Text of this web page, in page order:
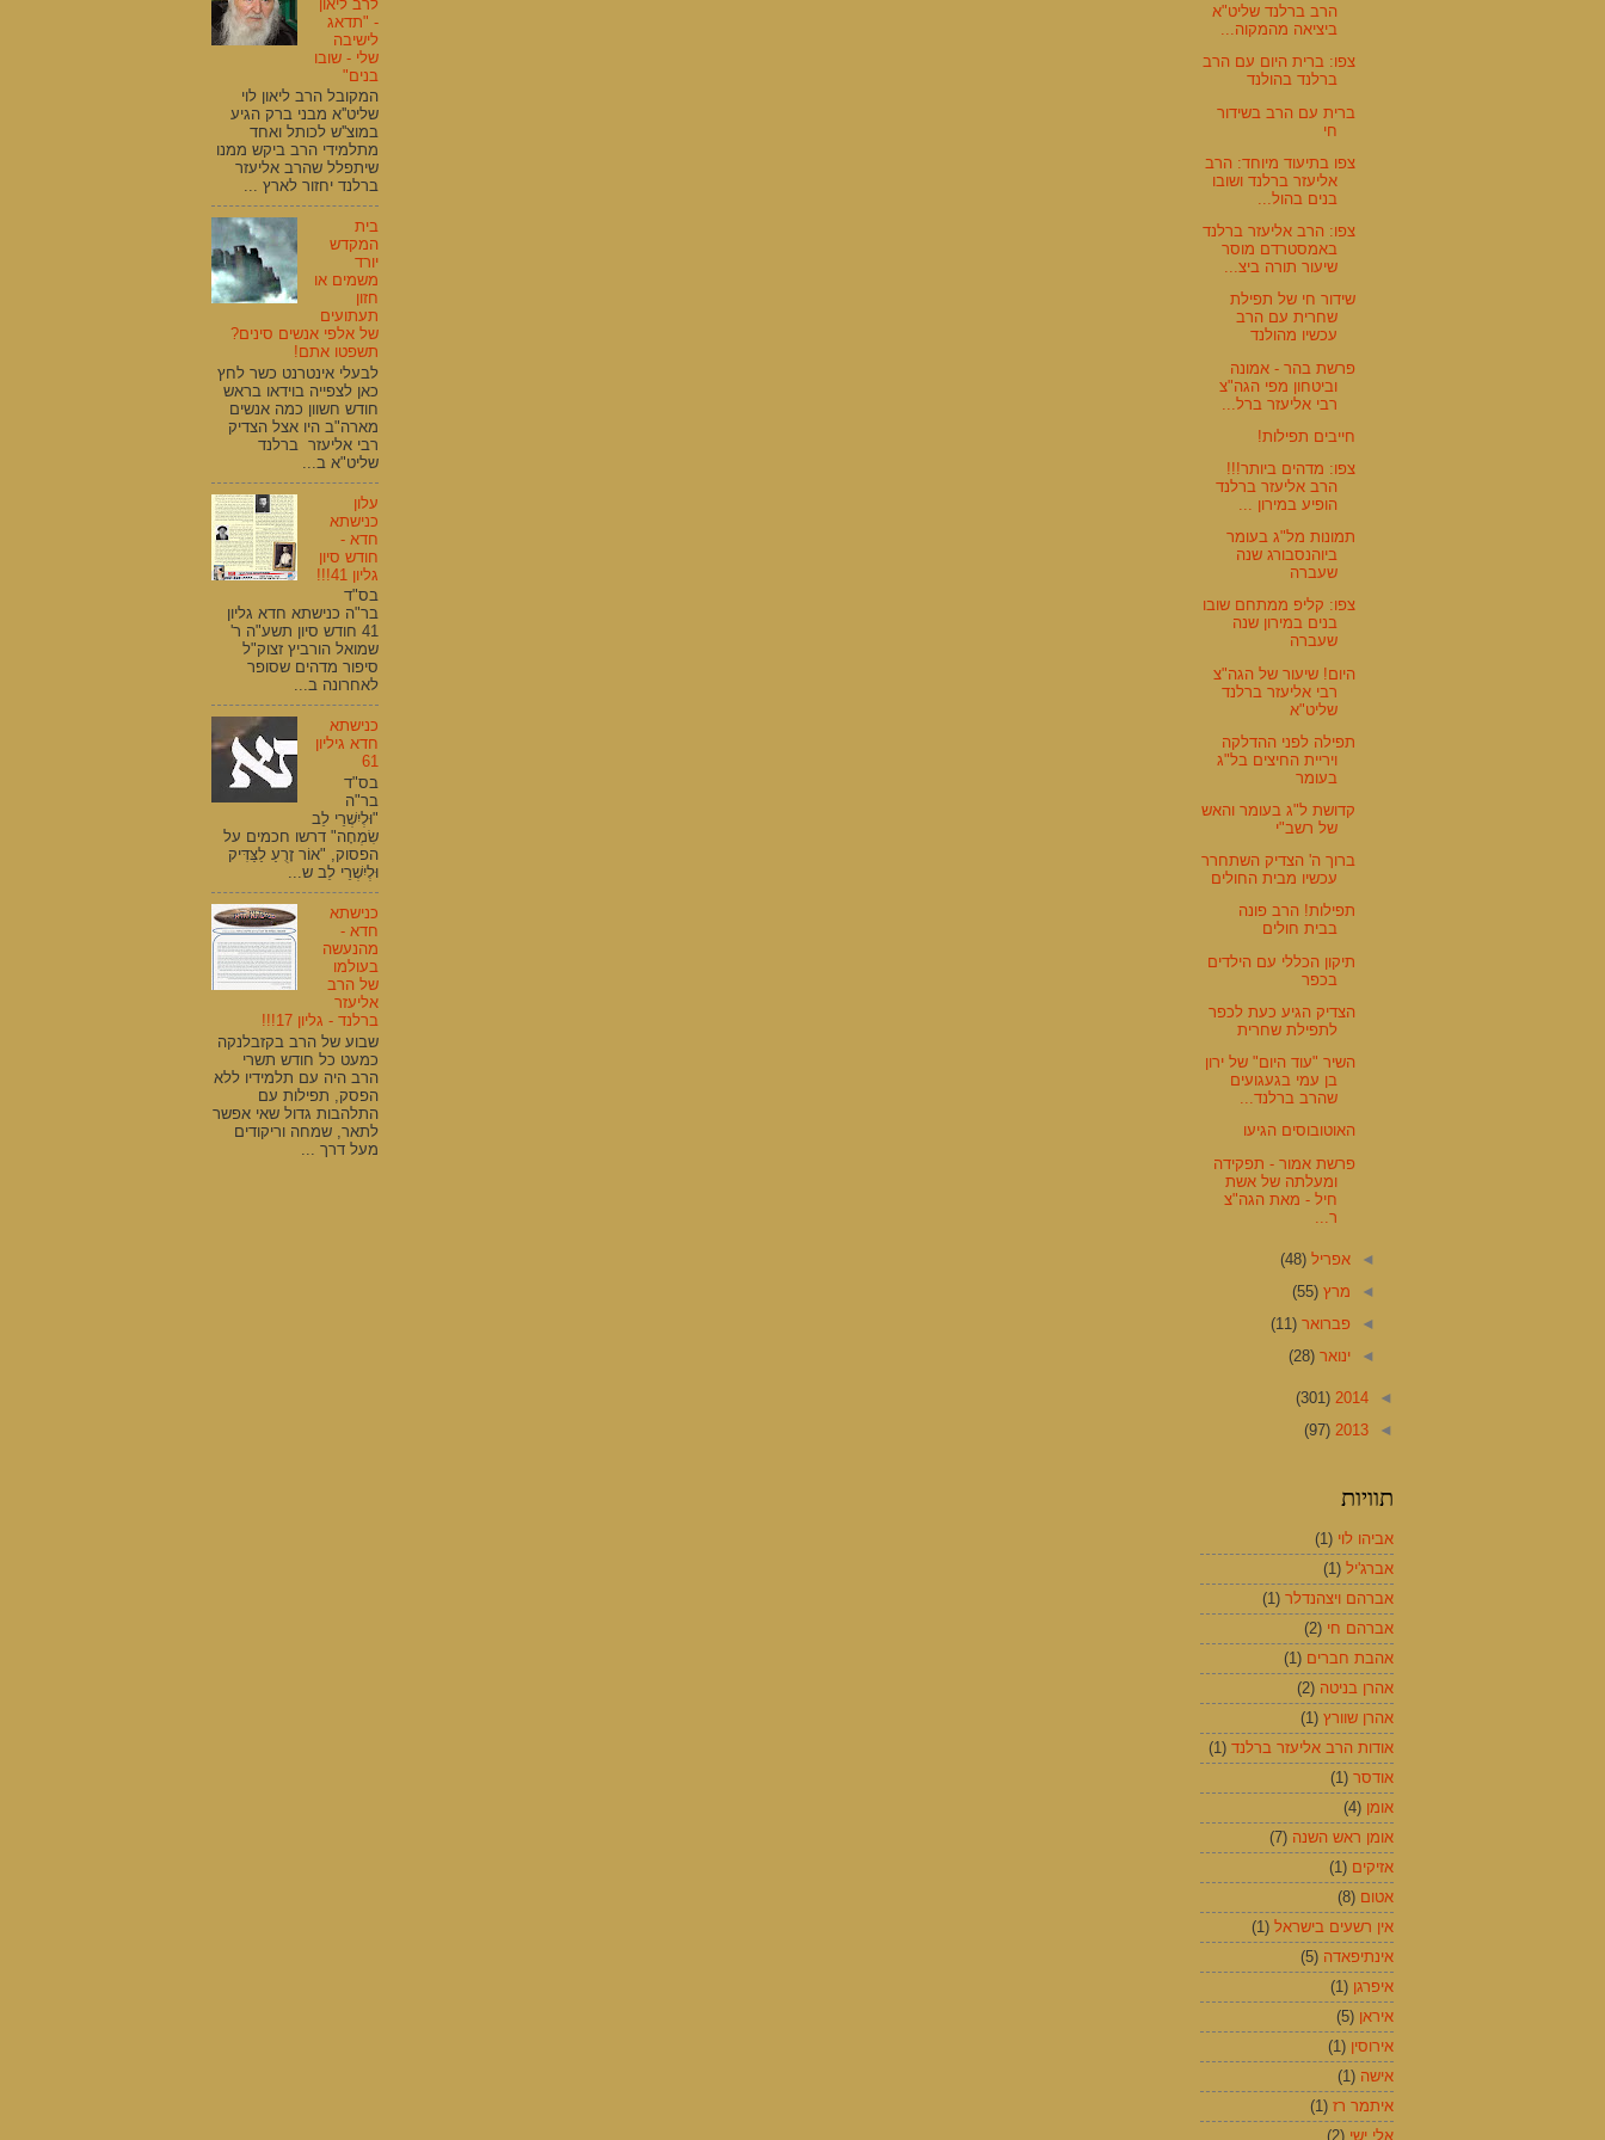
לרב ליאון
- "תדאג
לישיבה
שלי - שובו
בנים"
המקובל הרב ליאון לוי
שליט''א מבני ברק הגיע
במוצ''ש לכותל ואחד
מתלמידי הרב ביקש ממנו
שיתפלל שהרב אליעזר
ברלנד יחזור לארץ ...
בית
המקדש
יורד
משמים או
חזון
תעתועים
של אלפי אנשים סינים?
תשפטו אתם!
לבעלי אינטרנט כשר לחץ
כאן לצפייה בוידאו בראש
חודש חשוון כמה אנשים
מארה"ב היו אצל הצדיק
רבי אליעזר ברלנד
שליט"א ב...
עלון
כנישתא
חדא -
חודש סיון
גליון 41!!!
בס"ד
בר"ה כנישתא חדא גליון
41 חודש סיון תשע"ה ר'
שמואל הורביץ זצוק"ל
סיפור מדהים שסופר
לאחרונה ב...
כנישתא
חדא גיליון
61
בס"ד
בר"ה
"וּלְיִשְׁרֵי לֵב
שִׂמְחָה" דרשו חכמים על
הפסוק, "אוֹר זָרֻעַ לַצַּדִּיק
וּלְיִשְׁרֵי לֵב ש...
כנישתא
חדא -
מהנעשה
בעולמו
של הרב
אליעזר
ברלנד - גליון 17!!!
שבוע של הרב בקזבלנקה
כמעט כל חודש תשרי
הרב היה עם תלמידיו ללא
הפסק, תפילות עם
התלהבות גדול שאי אפשר
לתאר, שמחה וריקודים
מעל דרך ...
הרב ברלנד שליט"א
ביציאה מהמקוה...
צפו: ברית היום עם הרב
ברלנד בהולנד
ברית עם הרב בשידור
חי
צפו בתיעוד מיוחד: הרב
אליעזר ברלנד ושובו
בנים בהול...
צפו: הרב אליעזר ברלנד
באמסטרדם מוסר
שיעור תורה ביצ...
שידור חי של תפילת
שחרית עם הרב
עכשיו מהולנד
פרשת בהר - אמונה
וביטחון מפי הגה"צ
רבי אליעזר ברל...
חייבים תפילות!
צפו: מדהים ביותר!!!
הרב אליעזר ברלנד
הופיע במירון ...
תמונות מל"ג בעומר
ביוהנסבורג שנה
שעברה
צפו: קליפ ממתחם שובו
בנים במירון שנה
שעברה
היום! שיעור של הגה"צ
רבי אליעזר ברלנד
שליט"א
תפילה לפני ההדלקה
ויריית החיצים בל"ג
בעומר
קדושת ל"ג בעומר והאש
של רשב"י
ברוך ה' הצדיק השתחרר
עכשיו מבית החולים
תפילות! הרב פונה
בבית חולים
תיקון הכללי עם הילדים
בכפר
הצדיק הגיע כעת לכפר
לתפילת שחרית
השיר "עוד היום" של ירון
בן עמי בגעגועים
שהרב ברלנד...
האוטובוסים הגיעו
פרשת אמור - תפקידה
ומעלתה של אשת
חיל - מאת הגה"צ
ר...
◄אפריל(48)
◄ מרץ(55)
◄ פברואר(11)
◄ינואר(28)
◄
2014
(301)
◄
2013
(97)
תוויות
אביהו לוי (1)
אברג'יל (1)
אברהם ויצהנדלר (1)
אברהם חי (2)
אהבת חברים (1)
אהרן בניטה (2)
אהרן שוורץ (1)
אודות הרב אליעזר ברלנד (1)
אודסר (1)
אומן (4)
אומן ראש השנה (7)
אזיקים (1)
אטום (8)
אין רשעים בישראל (1)
אינתיפאדה (5)
איפרגן (1)
איראן (5)
אירוסין (1)
אישה (1)
איתמר רז (1)
אלי ישי (2)